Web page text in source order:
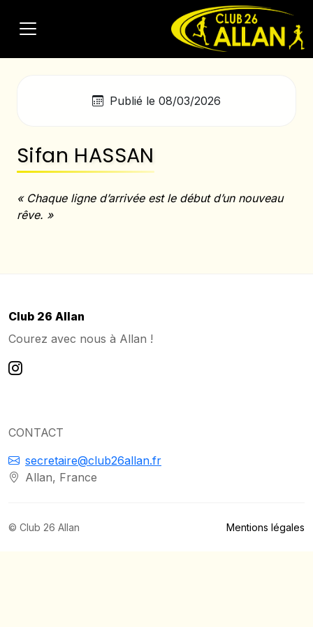
Publié le 08/03/2026
Sifan HASSAN
« Chaque ligne d’arrivée est le début d’un nouveau
rêve. »
Club 26 Allan
Courez avec nous à Allan !
CONTACT
secretaire@club26allan.fr
Allan, France
© Club 26 Allan Mentions légales